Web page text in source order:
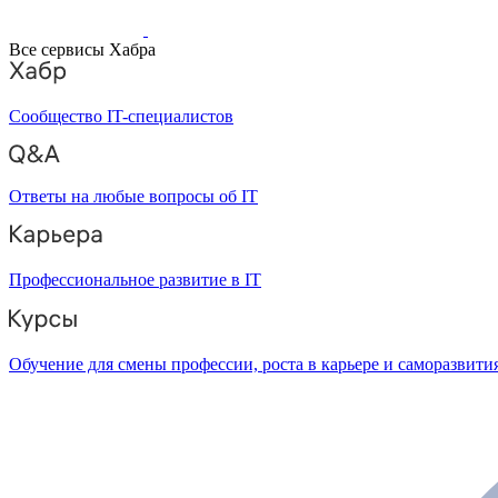
Все сервисы Хабра
Сообщество IT-специалистов
Ответы на любые вопросы об IT
Профессиональное развитие в IT
Обучение для смены профессии, роста в карьере и